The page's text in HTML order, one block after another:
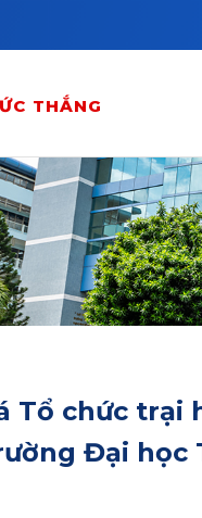
THẮNG
Tổ chức trại
Đại học